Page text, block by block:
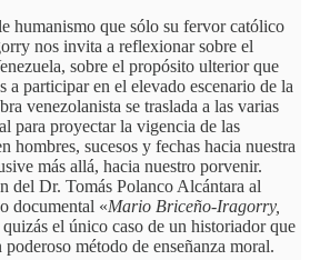
humanismo que sólo su fervor católico
nos invita a reflexionar sobre el
sobre el propósito ulterior que
a participar en el elevado escenario de la
venezolanista se traslada a las varias
para proyectar la vigencia de las
hombres, sucesos y fechas hacia nuestra
más allá, hacia nuestro porvenir.
del Dr. Tomás Polanco Alcántara al
documental «Mario Briceño-Iragorry,
el único caso de un historiador que
método de enseñanza moral.